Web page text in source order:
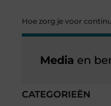
Hoe zorg je voor
CATEGORIEËN
Media en